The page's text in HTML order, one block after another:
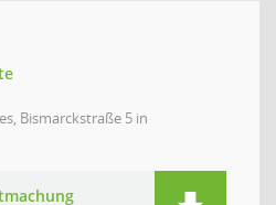
Bismarckstraße 5 in